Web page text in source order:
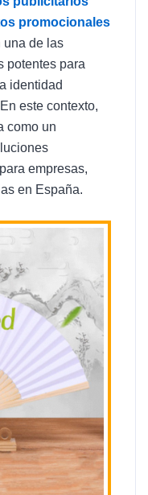
promocionales
una de las
potentes para
identidad
este contexto,
como un
empresas,
en España.